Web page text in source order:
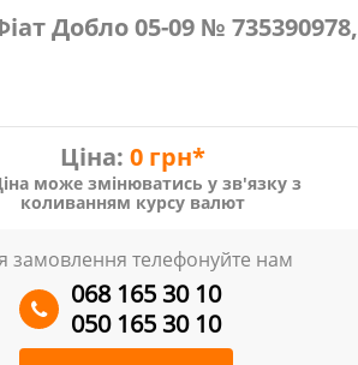
Добло 05-09 № 735390978,
Ціна: 0 грн*
може змінюватись у зв'язку з
коливанням курсу валют
замовлення телефонуйте нам
068 165 30 10
050 165 30 10